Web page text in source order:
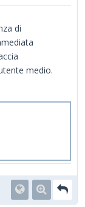
di
medio.